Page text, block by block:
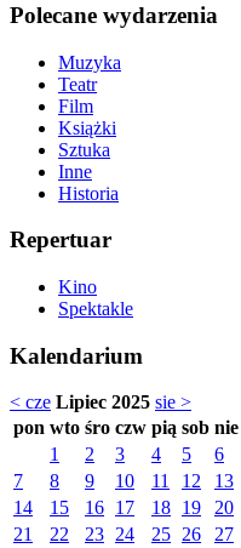
Polecane wydarzenia
Muzyka
Teatr
Film
Książki
Sztuka
Inne
Historia
Repertuar
Kino
Spektakle
Kalendarium
< cze Lipiec 2025 sie >
pon wto śro czw pią sob nie
1
2 3 4 5
6
7
8 9 10 11 12
13
14
15 16 17 18 19
20
21
22 23 24 25 26
27